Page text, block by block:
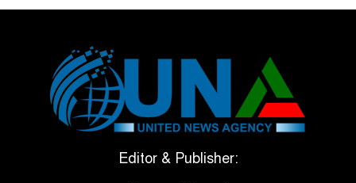
ভেনেজুয়েলার পর জাপানেও ৭.২
টানা ৩ ম্যাচে গোল ভিনির, ইতিহাস
বলছে বিশ্বকাপ জিতবে ব্রাজিল
সরকারি ৩শ কেজি বই বিক্রির
Editor & Publisher: